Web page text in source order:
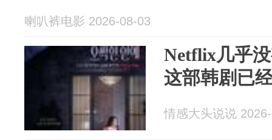
喇叭裤电影 2026-08-03
Netflix几乎
这部韩剧已
情感大头说说